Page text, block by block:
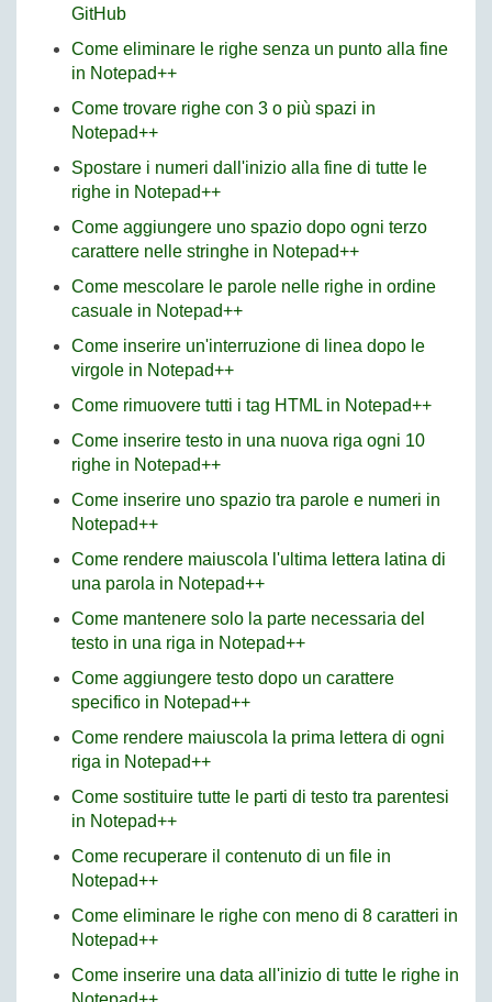
GitHub
Come eliminare le righe senza un punto alla fine
in Notepad++
Come trovare righe con 3 o più spazi in
Notepad++
Spostare i numeri dall'inizio alla fine di tutte le
righe in Notepad++
Come aggiungere uno spazio dopo ogni terzo
carattere nelle stringhe in Notepad++
Come mescolare le parole nelle righe in ordine
casuale in Notepad++
Come inserire un'interruzione di linea dopo le
virgole in Notepad++
Come rimuovere tutti i tag HTML in Notepad++
Come inserire testo in una nuova riga ogni 10
righe in Notepad++
Come inserire uno spazio tra parole e numeri in
Notepad++
Come rendere maiuscola l'ultima lettera latina di
una parola in Notepad++
Come mantenere solo la parte necessaria del
testo in una riga in Notepad++
Come aggiungere testo dopo un carattere
specifico in Notepad++
Come rendere maiuscola la prima lettera di ogni
riga in Notepad++
Come sostituire tutte le parti di testo tra parentesi
in Notepad++
Come recuperare il contenuto di un file in
Notepad++
Come eliminare le righe con meno di 8 caratteri in
Notepad++
Come inserire una data all'inizio di tutte le righe in